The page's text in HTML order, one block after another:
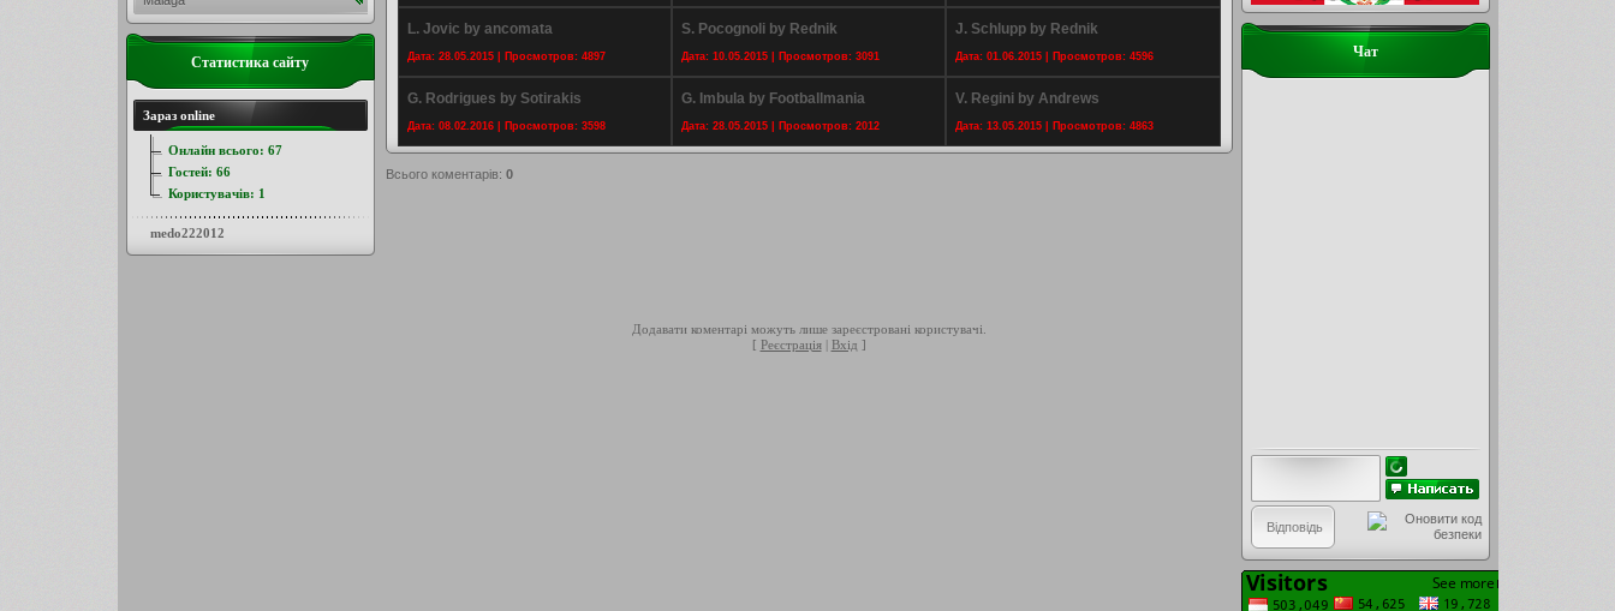
L. Jovic by ancomata
Дата: 28.05.2015 | Просмотров: 4897
S. Pocognoli by Rednik
Дата: 10.05.2015 | Просмотров: 3091
J. Schlupp by Rednik
Дата: 01.06.2015 | Просмотров: 4596
G. Rodrigues by Sotirakis
Дата: 08.02.2016 | Просмотров: 3598
G. Imbula by Footballmania
Дата: 28.05.2015 | Просмотров: 2012
V. Regini by Andrews
Дата: 13.05.2015 | Просмотров: 4863
Всього коментарів: 0
Додавати коментарі можуть лише зареєстровані користувачі.
[ Реєстрація| Вхід ]
Чат
Статистика сайту
Зараз online
Онлайн всього: 67
Гостей: 66
Користувачів: 1
medo222012